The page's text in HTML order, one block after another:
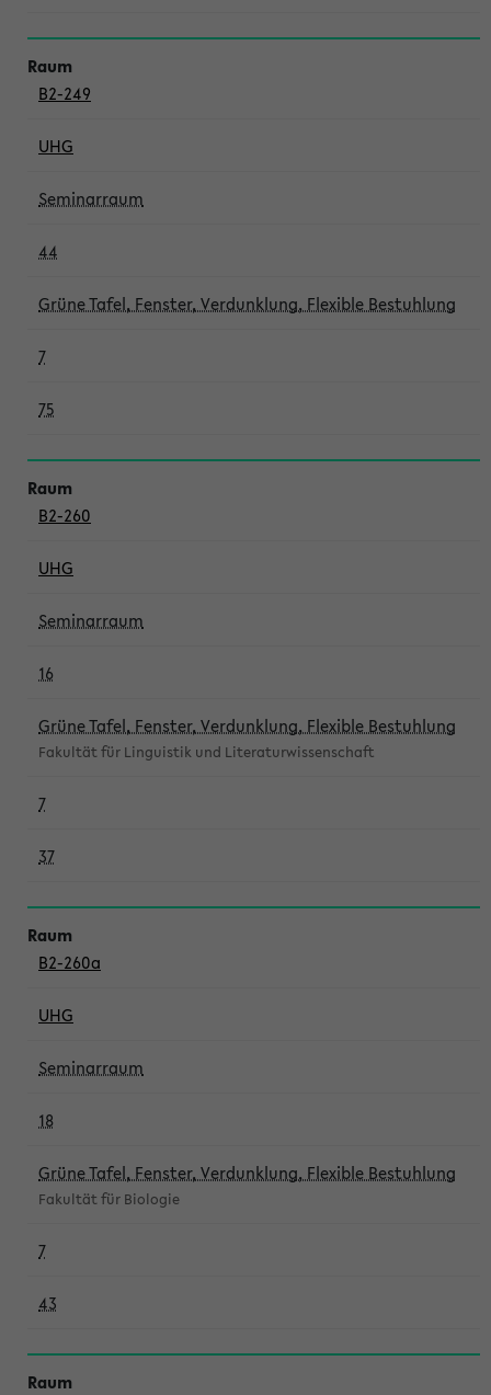
B2-249
UHG
Seminarraum
44
Grüne Tafel, Fenster, Verdunklung, Flexible Bestuhlung
7
75
B2-260
UHG
Seminarraum
16
Grüne Tafel, Fenster, Verdunklung, Flexible Bestuhlung
Fakultät für Linguistik und Literaturwissenschaft
7
37
B2-260a
UHG
Seminarraum
18
Grüne Tafel, Fenster, Verdunklung, Flexible Bestuhlung
Fakultät für Biologie
7
43